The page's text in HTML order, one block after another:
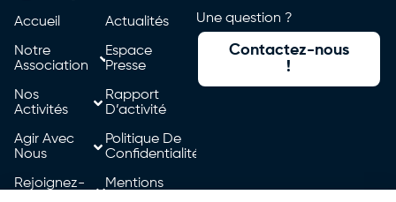
Accueil
Notre
Association
Nos
Activités
Agir Avec
Nous
Rejoignez-
Actualités
Espace
Presse
Rapport
D’activité
Politique De
Confidentialité
Mentions
Une question ?
Contactez-nous
!